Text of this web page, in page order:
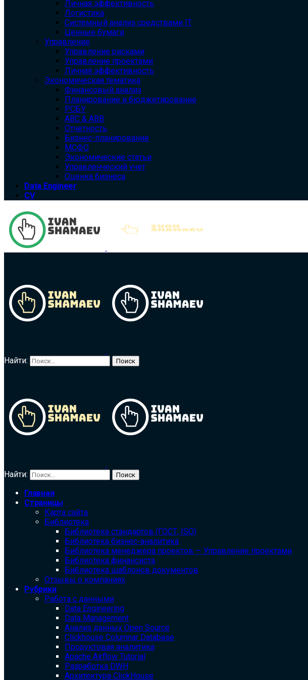
Личная эффективность
Логистика
Системный анализ средствами IT
Ценные бумаги
Управление
Управление рисками
Управление проектами
Личная эффективность
Экономическая тематика
Финансовый анализ
Планирование и бюджетирование
РСБУ
ABC & ABB
Отчетность
Бизнес-планирование
МСФО
Экономические статьи
Управленческий учет
Оценка бизнеса
Data Engineer
CV
Найти:
Найти:
Главная
Страницы
Карта сайта
Библиотека
Библиотека cтандартов (ГОСТ, ISO)
Библиотека бизнес-аналитика
Библиотека менеджера проектов — Управление проектами
Библиотека финансиста
Библиотека шаблонов документов
Отзывы о компаниях
Рубрики
Работа с данными
Data Engineering
Data Management
Анализ данных Open Source
Clickhouse Columnar Database
Продуктовая аналитика
Apache Airflow Tutorial
Разработка DWH
Архитектура ClickHouse